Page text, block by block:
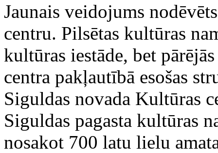
Jaunais veidojums
centru. Pilsētas kultūras
kultūras iestāde, bet
centra pakļautībā esošas
Siguldas novada Kultūras
Siguldas pagasta kultūras
nosakot 700 latu lielu